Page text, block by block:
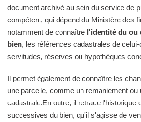
document archivé au sein du service de
compétent, qui dépend du Ministère des
notamment de connaître l'identité du ou
bien, les références cadastrales de
servitudes, réserves ou hypothèques
Il permet également de connaître les
une parcelle, comme un remaniement ou
cadastrale.En outre, il retrace l'historique
successives du bien, qu'il s'agisse de